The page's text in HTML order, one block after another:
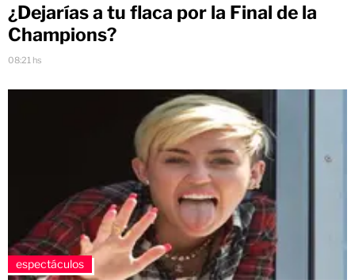
¿Dejarías a tu flaca por la Final de la
Champions?
08:21 hs
espectáculos